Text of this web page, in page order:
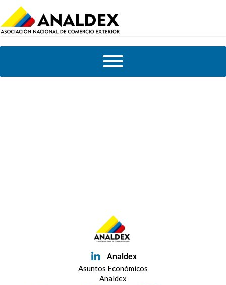
Analdex
Asuntos Económicos
Analdex